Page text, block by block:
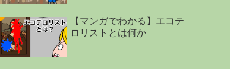
【マンガでわかる】エコテ
ロリストとは何か